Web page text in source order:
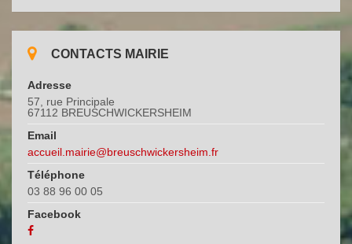
CONTACTS MAIRIE
Adresse
57, rue Principale
67112 BREUSCHWICKERSHEIM
Email
accueil.mairie@breuschwickersheim.fr
Téléphone
03 88 96 00 05
Facebook